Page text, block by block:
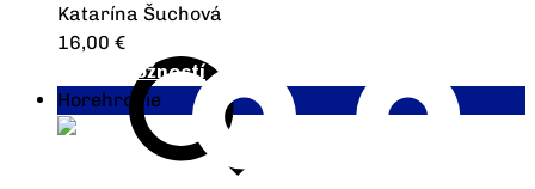
Katarína Šuchová
16,00 €
Výber možností
Horehronie